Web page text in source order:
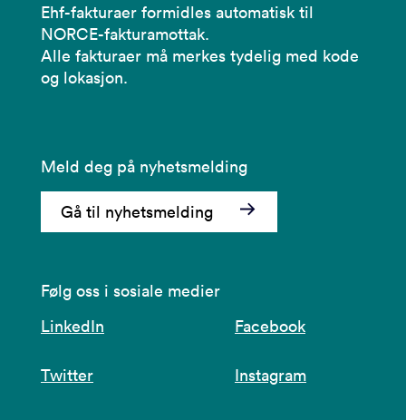
Ehf-fakturaer formidles automatisk til
NORCE-fakturamottak.
Alle fakturaer må merkes tydelig med kode
og lokasjon.
Meld deg på nyhetsmelding
Gå til nyhetsmelding
Følg oss i sosiale medier
LinkedIn
Facebook
Twitter Instagram